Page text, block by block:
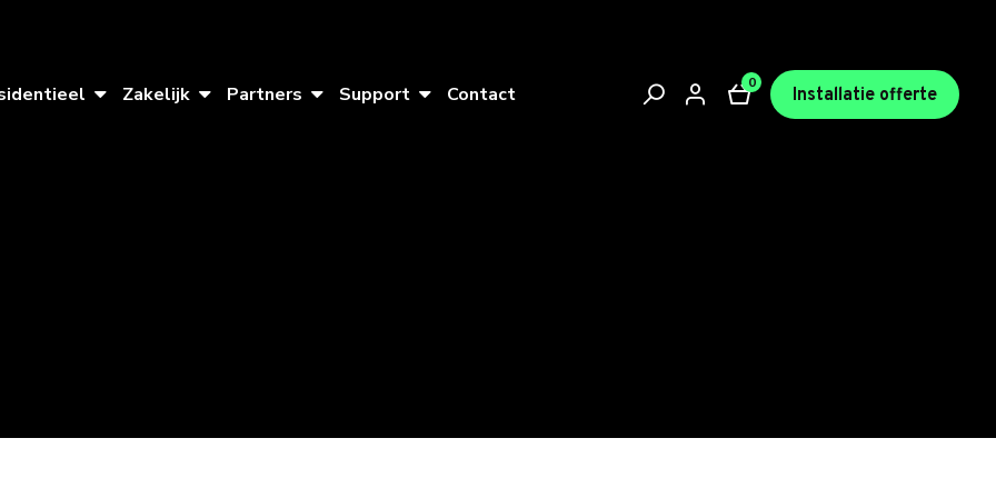
Zakelijk Partners Support Contact 0
Installatie offerte